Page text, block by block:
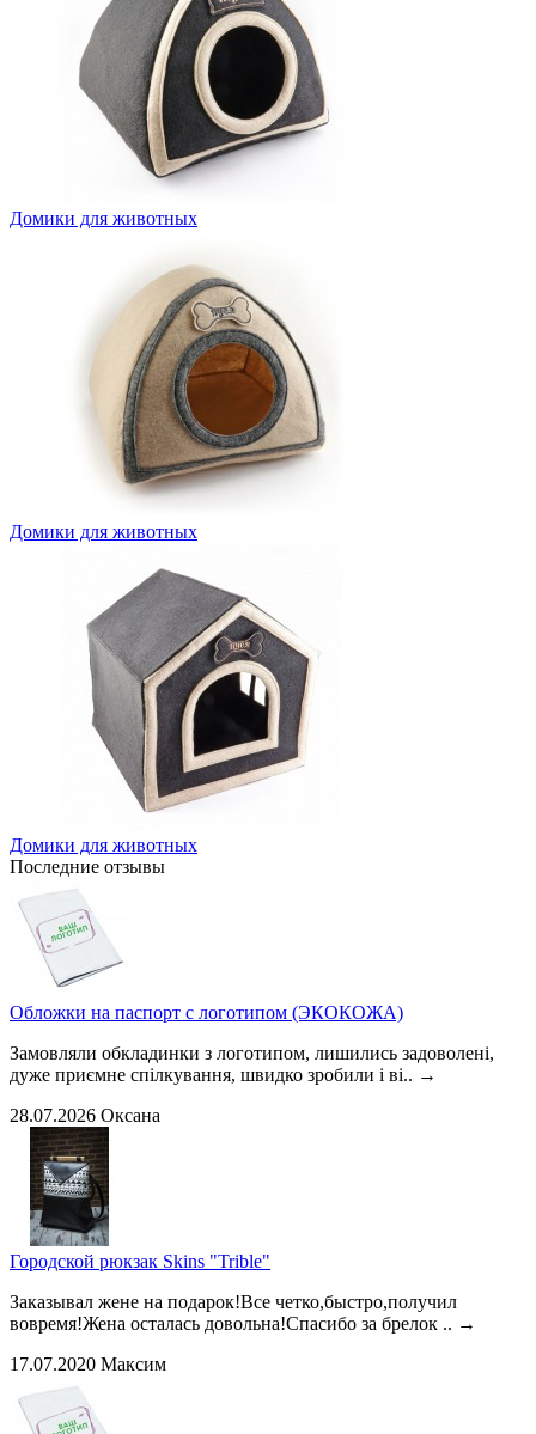
Домики для животных
Домики для животных
Домики для животных
Последние отзывы
Обложки на паспорт с логотипом (ЭКОКОЖА)
Замовляли обкладинки з логотипом, лишились задоволені,
дуже приємне спілкування, швидко зробили і ві.. →
28.07.2026 Оксана
Городской рюкзак Skins "Trible"
Заказывал жене на подарок!Все четко,быстро,получил
вовремя!Жена осталась довольна!Спасибо за брелок .. →
17.07.2020 Максим